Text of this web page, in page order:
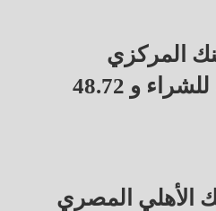
المركزي
المصري 48.62 جنيه للشراء و 48.72
الأهلي المصري